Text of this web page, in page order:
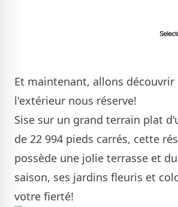
Et maintenant, allons découvrir
l'extérieur nous réserve!
Sise sur un grand terrain plat
de 22 994 pieds carrés, cette
possède une jolie terrasse et
saison, ses jardins fleuris et
votre fierté!